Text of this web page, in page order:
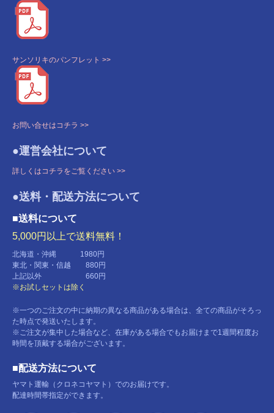
サンソリキのパンフレット >>
お問い合せはコチラ >>
●運営会社について
詳しくはコチラをご覧ください >>
●送料・配送方法について
■送料について
5,000円以上で送料無料！
北海道・沖縄 1980円
東北・関東・信越 880円
上記以外 660円
※お試しセットは除く
※一つのご注文の中に納期の異なる商品がある場合は、全ての商品がそろっ
た時点で発送いたします。
※ご注文が集中した場合など、在庫がある場合でもお届けまで1週間程度お
時間を頂戴する場合がございます。
■配送方法について
ヤマト運輸（クロネコヤマト）でのお届けです。
配達時間帯指定ができます。